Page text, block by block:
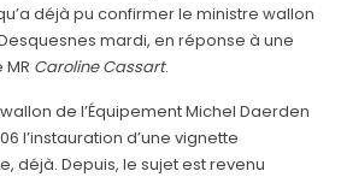
déjà pu confirmer le ministre wallon
mardi, en réponse à une
Caroline Cassart.
de l’Équipement Michel Daerden
l’instauration d’une vignette
déjà. Depuis, le sujet est revenu